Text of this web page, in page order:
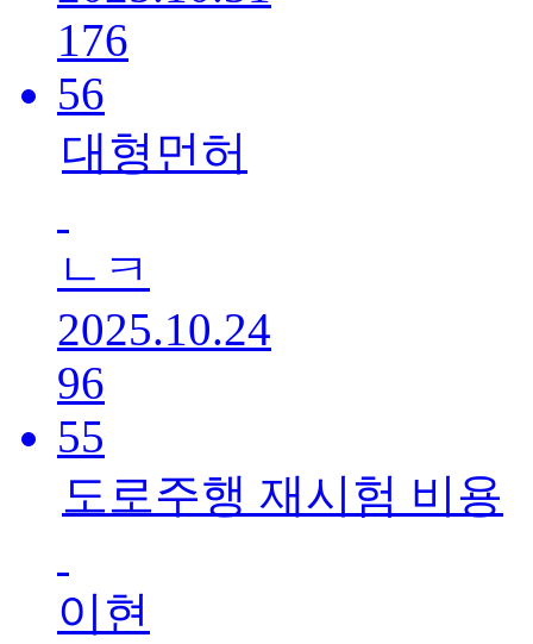
176
56
대형먼허
ㄴㅋ
2025.10.24
96
55
도로주행 재시험 비용
이현